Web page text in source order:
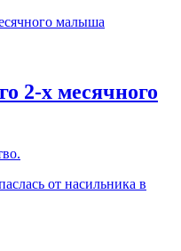
2-х месячного